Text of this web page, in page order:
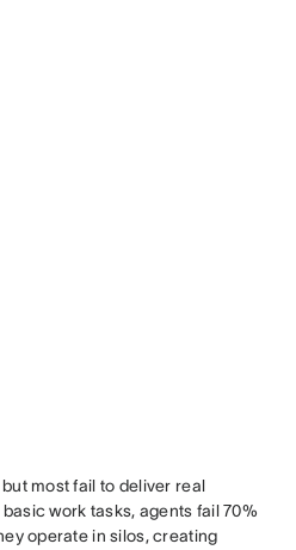
most fail to deliver real
work tasks, agents fail 70%
operate in silos, creating